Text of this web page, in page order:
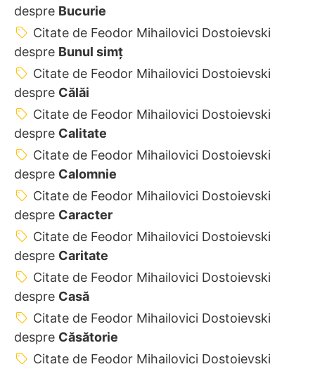
despre Bucurie
Citate de Feodor Mihailovici Dostoievski
despre Bunul simț
Citate de Feodor Mihailovici Dostoievski
despre Călăi
Citate de Feodor Mihailovici Dostoievski
despre Calitate
Citate de Feodor Mihailovici Dostoievski
despre Calomnie
Citate de Feodor Mihailovici Dostoievski
despre Caracter
Citate de Feodor Mihailovici Dostoievski
despre Caritate
Citate de Feodor Mihailovici Dostoievski
despre Casă
Citate de Feodor Mihailovici Dostoievski
despre Căsătorie
Citate de Feodor Mihailovici Dostoievski